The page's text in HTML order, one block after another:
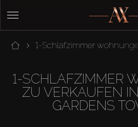
1-Schlafzimmer
1-SCHLAFZIMMER
ZU VERKAUFEN
GARDENS